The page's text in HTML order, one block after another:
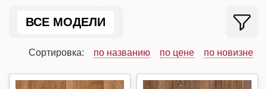
ВСЕ МОДЕЛИ
Сортировка: по названию по цене по новизне